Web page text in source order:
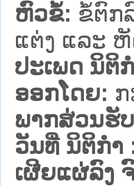
ຫົວຂໍ້: ຂໍ້ຕົກ
ແຕ່ງ ແລະ
ປະເພດ ນິຕິ
ອອກໂດຍ:
ພາກສ່ວນຮັ
ວັນທີ່ ນິຕິກໍາ
ເຜີຍແຜ່ລົງ